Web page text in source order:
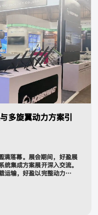
多旋翼动力方案引
满落幕。展会期间，好盈展
集成方案展开深入交流。
输，好盈以完整动力矩阵